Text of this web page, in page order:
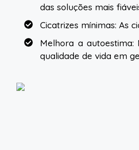
das soluções mais
Cicatrizes mínimas: As
Melhora a
qualidade de vida em